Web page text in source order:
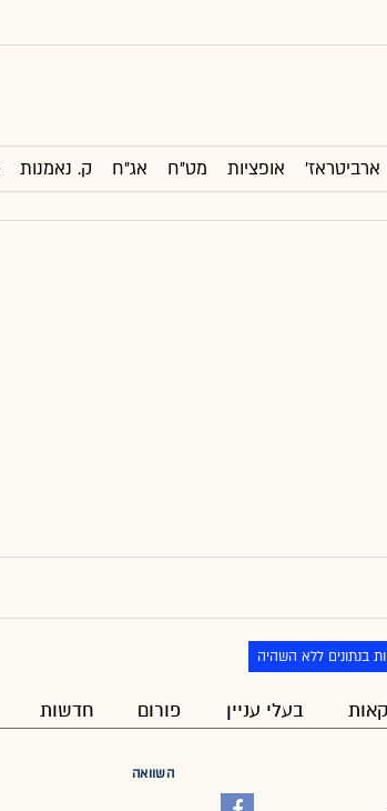
ארביטראז' אופציות מט"ח אג"ח ק. נאמנות
בנתונים ללא השהיה
בעלי עניין פורום חדשות
השוואה